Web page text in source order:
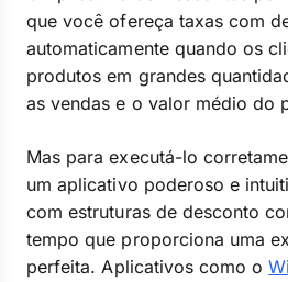
que você ofereça taxas com
automaticamente quando os
produtos em grandes
as vendas e o valor médio do
Mas para executá-lo
um aplicativo poderoso e
com estruturas de desconto
tempo que proporciona uma
perfeita. Aplicativos como o